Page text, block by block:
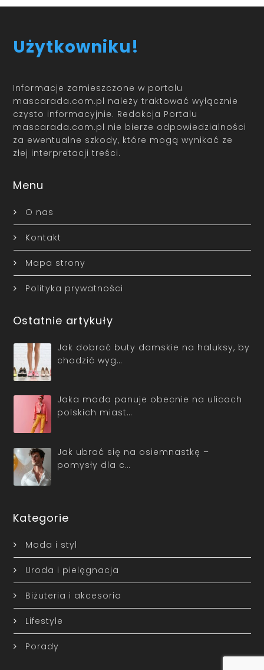
Użytkowniku!
Informacje zamieszczone w portalu
mascarada.com.pl należy traktować wyłącznie
czysto informacyjnie. Redakcja Portalu
mascarada.com.pl nie bierze odpowiedzialności
za ewentualne szkody, które mogą wynikać ze
złej interpretacji treści.
Menu
O nas
Kontakt
Mapa strony
Polityka prywatności
Ostatnie artykuły
Jak dobrać buty damskie na haluksy, by
chodzić wyg…
Jaka moda panuje obecnie na ulicach
polskich miast…
Jak ubrać się na osiemnastkę –
pomysły dla c…
Kategorie
Moda i styl
Uroda i pielęgnacja
Biżuteria i akcesoria
Lifestyle
Porady